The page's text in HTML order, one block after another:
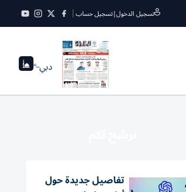
تسجيل الدخول|تسجيل حساب
دبي--°
تفاصيل جديدة حول